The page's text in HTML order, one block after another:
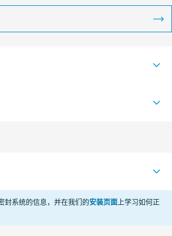
FRAME
DIBt
封系统的信息，并在我们的安装页面上学习如何正